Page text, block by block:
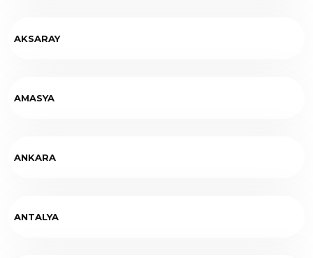
AKSARAY
AMASYA
ANKARA
ANTALYA